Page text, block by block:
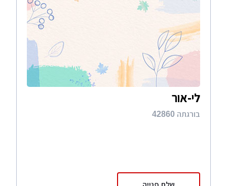
לי-אור
בורגתה 42860